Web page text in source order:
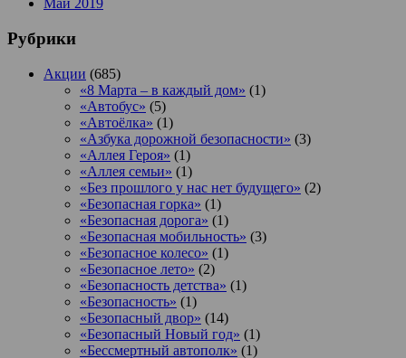
Май 2019
Рубрики
Акции (685)
«8 Марта – в каждый дом» (1)
«Автобус» (5)
«Автоёлка» (1)
«Азбука дорожной безопасности» (3)
«Аллея Героя» (1)
«Аллея семьи» (1)
«Без прошлого у нас нет будущего» (2)
«Безопасная горка» (1)
«Безопасная дорога» (1)
«Безопасная мобильность» (3)
«Безопасное колесо» (1)
«Безопасное лето» (2)
«Безопасность детства» (1)
«Безопасность» (1)
«Безопасный двор» (14)
«Безопасный Новый год» (1)
«Бессмертный автополк» (1)